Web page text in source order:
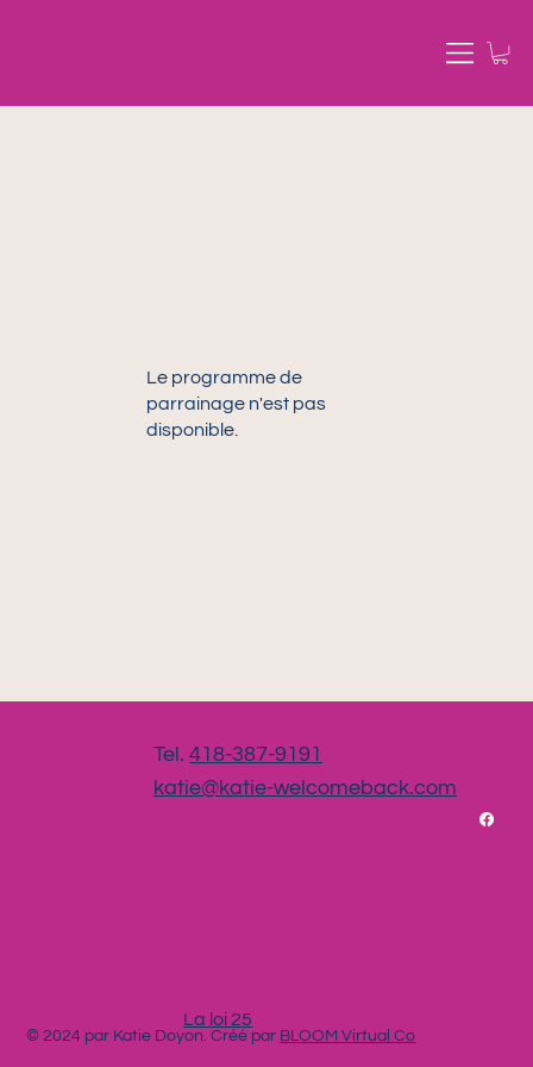
Le programme de
parrainage n'est pas
disponible.
Tel. 418-387-9191
katie@katie-welcomeback.com
© 2024 par Katie Doyon. Créé par BLOOM Virtual Co
La loi 25